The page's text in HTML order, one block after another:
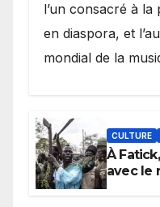
l’un consacré à
en diaspora, et
mondial de la
CULTURE
À
avec le